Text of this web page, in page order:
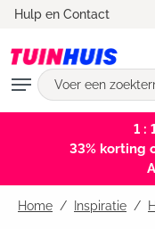
Hulp en Contact
1 :
33% korting
Home Inspiratie /